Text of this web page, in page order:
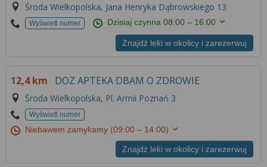
Środa Wielkopolska, Jana Henryka Dąbrowskiego 13
Wyświetl numer Dzisiaj czynna08:00 – 16:00
Znajdź leki w okolicy i zarezerwuj
12,4 km DOZ APTEKA DBAM O ZDROWIE
Środa Wielkopolska, Pl. Armii Poznań 3
Wyświetl numer
Niebawem zamykamy (09:00 – 14:00)
Znajdź leki w okolicy i zarezerwuj